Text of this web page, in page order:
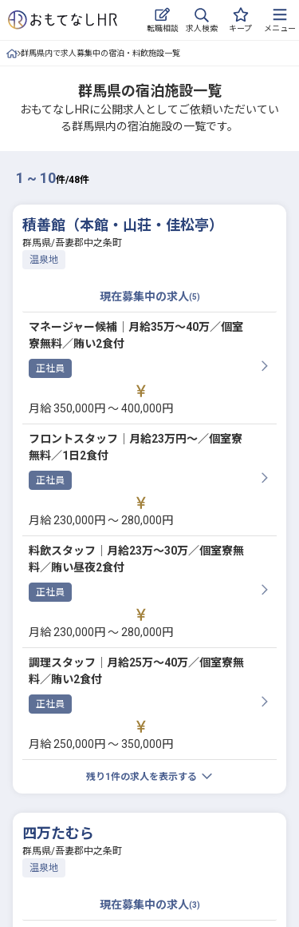
転職相談 求人検索 キープ メニュー
求人・施設を探す
キープした求人
おもてなしHRについて
ご利用の流れ
ホテル・宿泊業界情報コラム
無料
採用をお考えの企業様へ
群馬県内で求人募集中の宿泊・料飲施設一覧
群馬県の宿泊施設一覧
おもてなしHRに公開求人としてご依頼いただいてい
る群馬県内の宿泊施設の一覧です。
1 ~ 10件/48件
積善館（本館・山荘・佳松亭）
群馬県/吾妻郡中之条町
温泉地
現在募集中の求人(5)
正社員
マネージャー候補│月給35万〜40万／個室
寮無料／賄い2食付
月給 350,000円 〜 400,000円
正社員
フロントスタッフ│月給23万円〜／個室寮
無料／1日2食付
月給 230,000円 〜 280,000円
正社員
料飲スタッフ│月給23万〜30万／個室寮無
料／賄い昼夜2食付
月給 230,000円 〜 280,000円
正社員
調理スタッフ│月給25万〜40万／個室寮無
料／賄い2食付
月給 250,000円 〜 350,000円
残り 1 件の求人を表示する
四万たむら
群馬県/吾妻郡中之条町
温泉地
現在募集中の求人(3)